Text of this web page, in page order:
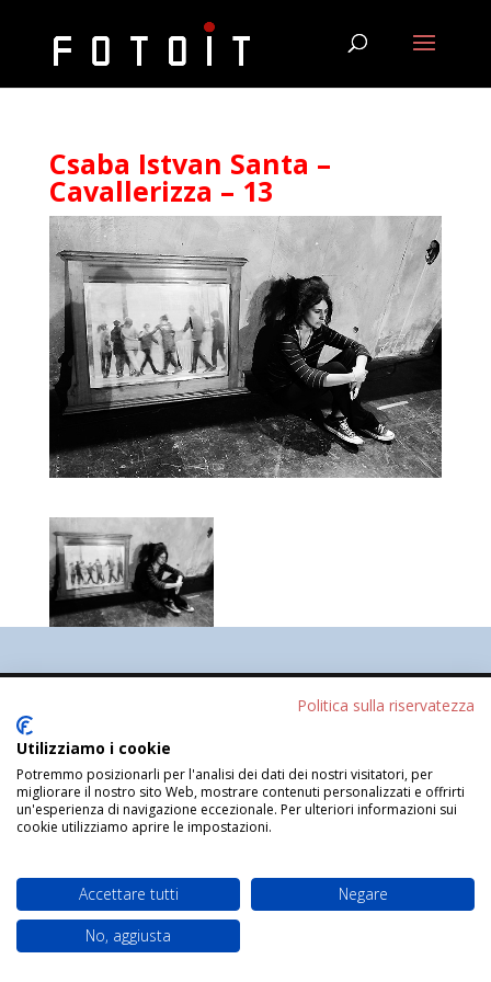
Csaba Istvan Santa –
Cavallerizza – 13
Elegant Themes| Sviluppato da
Politica sulla riservatezza
Utilizziamo i cookie
Potremmo posizionarli per l'analisi dei dati dei nostri visitatori, per
migliorare il nostro sito Web, mostrare contenuti personalizzati e offrirti
un'esperienza di navigazione eccezionale. Per ulteriori informazioni sui
cookie utilizziamo aprire le impostazioni.
Accettare tutti
Negare
No, aggiusta